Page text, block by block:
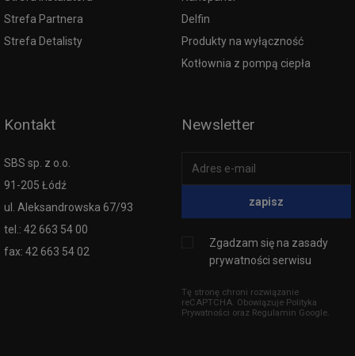
Strefa Partnera
Strefa Detalisty
Delfin
Produkty na wyłączność
Kotłownia z pompą ciepła
Kontakt
SBS sp. z o.o.
91-205 Łódź
ul. Aleksandrowska 67/93
tel.: 42 663 54 00
fax: 42 663 54 02
Newsletter
zapisz
Zgadzam się na zasady
prywatności serwisu
Tę stronę chroni rozwiązanie
reCAPTCHA. Obowiązuje Polityka
Prywatności oraz Regulamin Google.